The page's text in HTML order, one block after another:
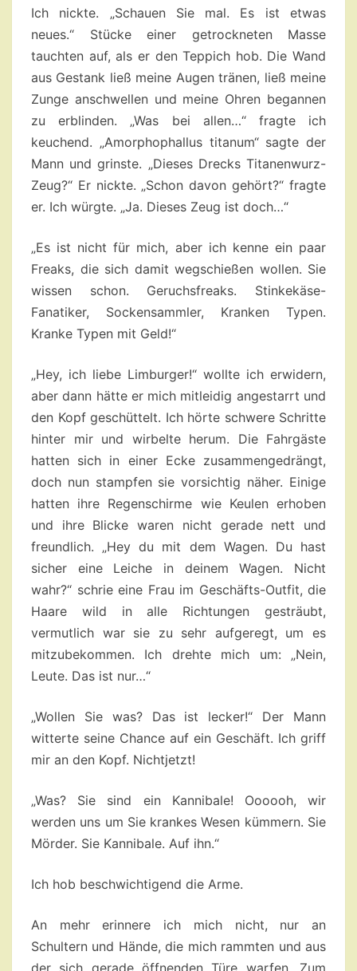
Ich nickte. „Schauen Sie mal. Es ist etwas
neues.“ Stücke einer getrockneten Masse
tauchten auf, als er den Teppich hob. Die Wand
aus Gestank ließ meine Augen tränen, ließ meine
Zunge anschwellen und meine Ohren begannen
zu erblinden. „Was bei allen…“ fragte ich
keuchend. „Amorphophallus titanum“ sagte der
Mann und grinste. „Dieses Drecks Titanenwurz-
Zeug?“ Er nickte. „Schon davon gehört?“ fragte
er. Ich würgte. „Ja. Dieses Zeug ist doch…“
„Es ist nicht für mich, aber ich kenne ein paar
Freaks, die sich damit wegschießen wollen. Sie
wissen schon. Geruchsfreaks. Stinkekäse-
Fanatiker, Sockensammler, Kranken Typen.
Kranke Typen mit Geld!“
„Hey, ich liebe Limburger!“ wollte ich erwidern,
aber dann hätte er mich mitleidig angestarrt und
den Kopf geschüttelt. Ich hörte schwere Schritte
hinter mir und wirbelte herum. Die Fahrgäste
hatten sich in einer Ecke zusammengedrängt,
doch nun stampfen sie vorsichtig näher. Einige
hatten ihre Regenschirme wie Keulen erhoben
und ihre Blicke waren nicht gerade nett und
freundlich. „Hey du mit dem Wagen. Du hast
sicher eine Leiche in deinem Wagen. Nicht
wahr?“ schrie eine Frau im Geschäfts-Outfit, die
Haare wild in alle Richtungen gesträubt,
vermutlich war sie zu sehr aufgeregt, um es
mitzubekommen. Ich drehte mich um: „Nein,
Leute. Das ist nur…“
„Wollen Sie was? Das ist lecker!“ Der Mann
witterte seine Chance auf ein Geschäft. Ich griff
mir an den Kopf. Nichtjetzt!
„Was? Sie sind ein Kannibale! Oooooh, wir
werden uns um Sie krankes Wesen kümmern. Sie
Mörder. Sie Kannibale. Auf ihn.“
Ich hob beschwichtigend die Arme.
An mehr erinnere ich mich nicht, nur an
Schultern und Hände, die mich rammten und aus
der sich gerade öffnenden Türe warfen. Zum